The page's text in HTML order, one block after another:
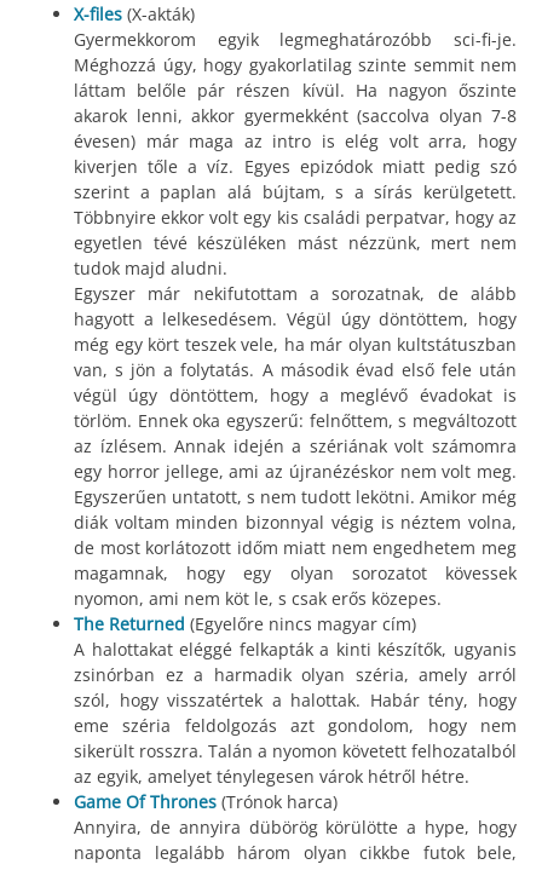
X-files (X-akták)
Gyermekkorom egyik legmeghatározóbb sci-fi-je.
Méghozzá úgy, hogy gyakorlatilag szinte semmit nem
láttam belőle pár részen kívül. Ha nagyon őszinte
akarok lenni, akkor gyermekként (saccolva olyan 7-8
évesen) már maga az intro is elég volt arra, hogy
kiverjen tőle a víz. Egyes epizódok miatt pedig szó
szerint a paplan alá bújtam, s a sírás kerülgetett.
Többnyire ekkor volt egy kis családi perpatvar, hogy az
egyetlen tévé készüléken mást nézzünk, mert nem
tudok majd aludni.
Egyszer már nekifutottam a sorozatnak, de alább
hagyott a lelkesedésem. Végül úgy döntöttem, hogy
még egy kört teszek vele, ha már olyan kultstátuszban
van, s jön a folytatás. A második évad első fele után
végül úgy döntöttem, hogy a meglévő évadokat is
törlöm. Ennek oka egyszerű: felnőttem, s megváltozott
az ízlésem. Annak idején a szériának volt számomra
egy horror jellege, ami az újranézéskor nem volt meg.
Egyszerűen untatott, s nem tudott lekötni. Amikor még
diák voltam minden bizonnyal végig is néztem volna,
de most korlátozott időm miatt nem engedhetem meg
magamnak, hogy egy olyan sorozatot kövessek
nyomon, ami nem köt le, s csak erős közepes.
The Returned (Egyelőre nincs magyar cím)
A halottakat eléggé felkapták a kinti készítők, ugyanis
zsinórban ez a harmadik olyan széria, amely arról
szól, hogy visszatértek a halottak. Habár tény, hogy
eme széria feldolgozás azt gondolom, hogy nem
sikerült rosszra. Talán a nyomon követett felhozatalból
az egyik, amelyet ténylegesen várok hétről hétre.
Game Of Thrones (Trónok harca)
Annyira, de annyira dübörög körülötte a hype, hogy
naponta legalább három olyan cikkbe futok bele,